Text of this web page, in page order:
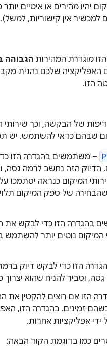
יהיו מהירים או איטיים
למכשיר אין קישוריות, למשל).
הגבוהה
האפליקציה שלכם נהנית
הזו.
– משתמשים בהגדרה הזו
כלומר דיוק של כ-100 מטרים. הדיוק הזה
של ספק המיקום
בהגדרה הזו כדי לבקש את
הזו כדי לבקש דיוק
הזו אם רוצים להקטין את
זמינים. בהגדרה הזו,
אפליקציות אחרות.
כמו בדוגמת הקוד הבאה: